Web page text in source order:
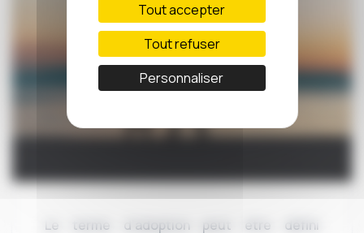
Tout accepter
Tout refuser
Personnaliser
Le terme d’adoption peut être défini